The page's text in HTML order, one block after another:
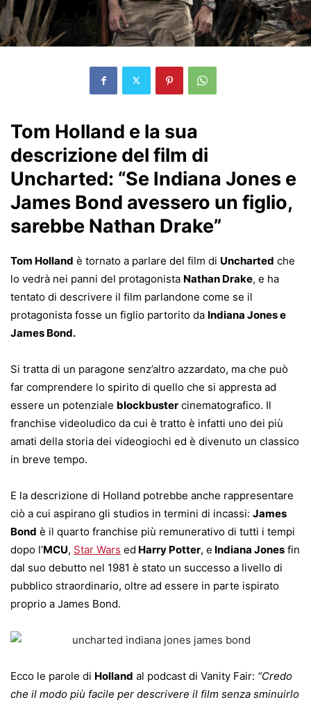
Tom Holland e la sua
descrizione del film di
Uncharted: “Se Indiana Jones e
James Bond avessero un figlio,
sarebbe Nathan Drake”
Tom Holland è tornato a parlare del film di Uncharted che
lo vedrà nei panni del protagonista Nathan Drake, e ha
tentato di descrivere il film parlandone come se il
protagonista fosse un figlio partorito da Indiana Jones e
James Bond.
Si tratta di un paragone senz’altro azzardato, ma che può
far comprendere lo spirito di quello che si appresta ad
essere un potenziale blockbuster cinematografico. Il
franchise videoludico da cui è tratto è infatti uno dei più
amati della storia dei videogiochi ed è divenuto un classico
in breve tempo.
E la descrizione di Holland potrebbe anche rappresentare
ciò a cui aspirano gli studios in termini di incassi: James
Bond è il quarto franchise più remunerativo di tutti i tempi
dopo l’MCU, Star Wars ed Harry Potter, e Indiana Jones fin
dal suo debutto nel 1981 è stato un successo a livello di
pubblico straordinario, oltre ad essere in parte ispirato
proprio a James Bond.
Ecco le parole di Holland al podcast di Vanity Fair: “Credo
che il modo più facile per descrivere il film senza sminuirlo